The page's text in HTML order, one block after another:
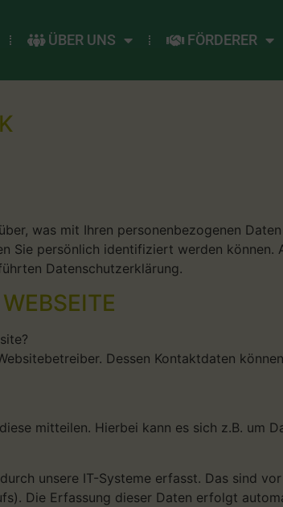
ÜBER UNS FÖRDERER
was mit Ihren personenbezogenen
Sie persönlich identifiziert werden können.
Datenschutzerklärung.
Dessen Kontaktdaten
mitteilen. Hierbei kann es sich z.B. um
unsere IT-Systeme erfasst. Das sind
Die Erfassung dieser Daten erfolgt